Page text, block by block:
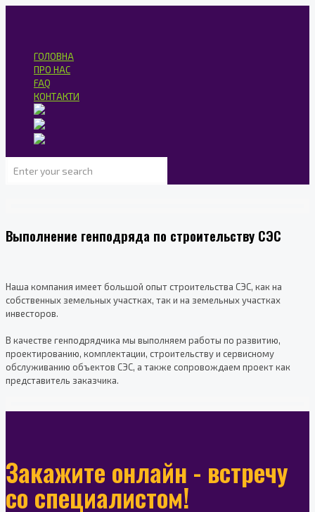
ГОЛОВНА
ПРО НАС
FAQ
КОНТАКТИ
Выполнение генподряда по строительству СЭС
Наша компания имеет большой опыт строительства СЭС, как на
собственных земельных участках, так и на земельных участках
инвесторов.
В качестве генподрядчика мы выполняем работы по развитию,
проектированию, комплектации, строительству и сервисному
обслуживанию объектов СЭС, а также сопровождаем проект как
представитель заказчика.
Закажите онлайн - встречу
со специалистом!